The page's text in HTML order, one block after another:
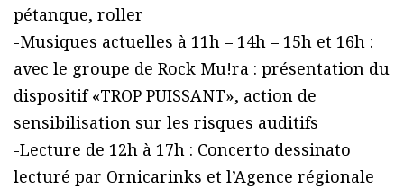
pétanque, roller
-Musiques actuelles à 11h – 14h – 15h et 16h :
avec le groupe de Rock Mu!ra : présentation du
dispositif «TROP PUISSANT», action de
sensibilisation sur les risques auditifs
-Lecture de 12h à 17h : Concerto dessinato
lecturé par Ornicarinks et l’Agence régionale